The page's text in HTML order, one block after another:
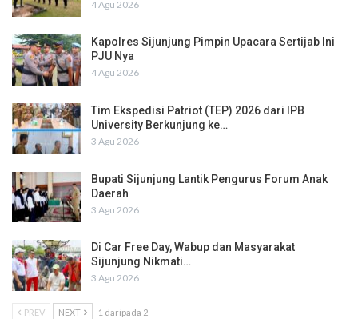
4 Agu 2026
Kapolres Sijunjung Pimpin Upacara Sertijab Ini
PJU Nya
4 Agu 2026
Tim Ekspedisi Patriot (TEP) 2026 dari IPB
University Berkunjung ke…
3 Agu 2026
Bupati Sijunjung Lantik Pengurus Forum Anak
Daerah
3 Agu 2026
Di Car Free Day, Wabup dan Masyarakat
Sijunjung Nikmati…
3 Agu 2026
PREV NEXT 1 daripada 2